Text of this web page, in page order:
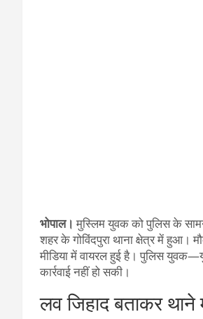
भोपाल। मुस्लिम युवक को पुलिस के
शहर के गोविंदपुरा थाना क्षेत्र में हुआ।
मीडिया में वायरल हुई है। पुलिस
कार्रवाई नहीं हो सकी।
लव जिहाद बताकर थाने